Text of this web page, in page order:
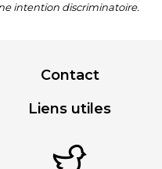
intention discriminatoire.
Contact
Liens utiles